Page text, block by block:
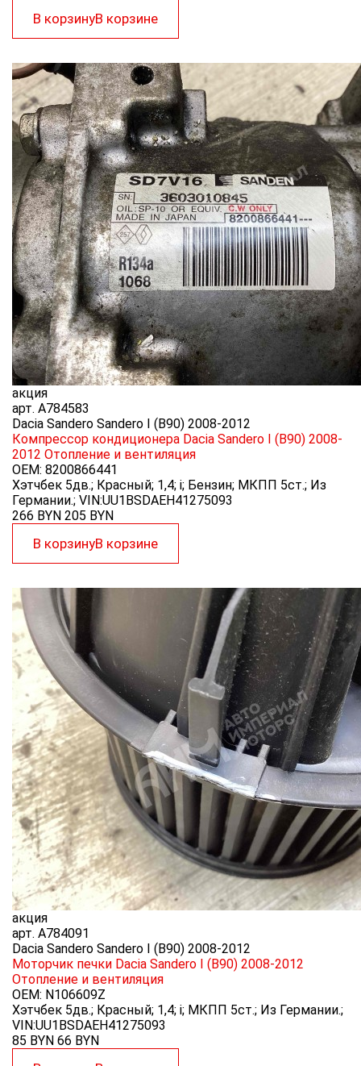
В корзинуВ корзине
акция
арт. A784583
Dacia Sandero Sandero I (B90) 2008-2012
Компрессор кондиционера Dacia Sandero I (B90) 2008-
2012 Отопление и вентиляция
OEM: 8200866441
Хэтчбек 5дв.; Красный; 1,4; i; Бензин; МКПП 5ст.; Из
Германии.; VIN:UU1BSDAEH41275093
266 BYN 205 BYN
В корзинуВ корзине
акция
арт. A784091
Dacia Sandero Sandero I (B90) 2008-2012
Моторчик печки Dacia Sandero I (B90) 2008-2012
Отопление и вентиляция
OEM: N106609Z
Хэтчбек 5дв.; Красный; 1,4; i; МКПП 5ст.; Из Германии.;
VIN:UU1BSDAEH41275093
85 BYN 66 BYN